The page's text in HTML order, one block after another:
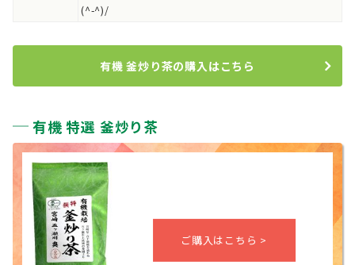
(^-^)/
有機 釜炒り茶の購入はこちら
有機 特選 釜炒り茶